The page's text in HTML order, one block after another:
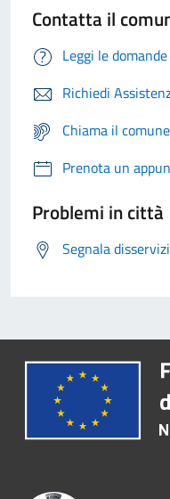
Contatta il
Leggi le
Richiedi
Chiama il
Prenota un
Problemi in città
Segnala